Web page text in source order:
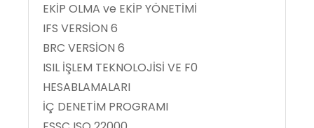
EKİP OLMA ve EKİP YÖNETİMİ
IFS VERSİON 6
BRC VERSİON 6
ISIL İŞLEM TEKNOLOJİSİ VE F0
HESABLAMALARI
İÇ DENETİM PROGRAMI